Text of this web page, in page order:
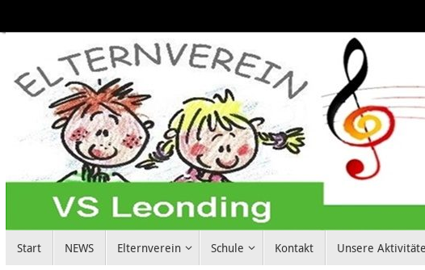
Inhalt
Inhalt
Start NEWS Elternverein Schule Kontakt Unsere